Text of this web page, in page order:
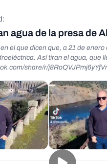
agua de la presa de
el que dicen que, a 21 de
Así tiran el agua, que